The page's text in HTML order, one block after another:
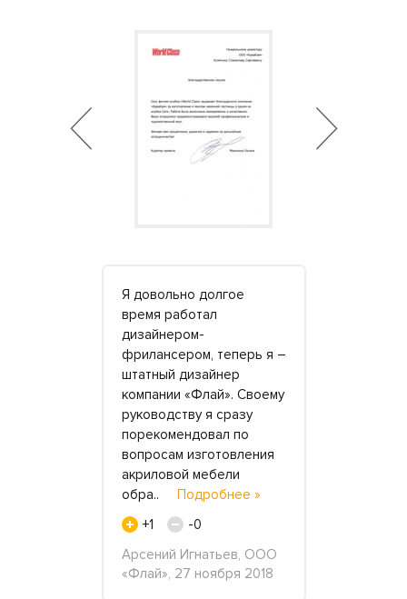
Я довольно долгое
время работал
дизайнером-
фрилансером, теперь я –
штатный дизайнер
компании «Флай». Своему
руководству я сразу
порекомендовал по
вопросам изготовления
акриловой мебели
обра.. Подробнее »
+1
-0
Арсений Игнатьев, ООО
«Флай», 27 ноября 2018